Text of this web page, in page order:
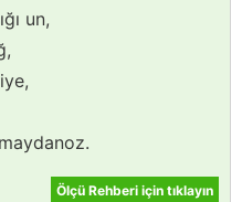
un,
Ölçü Rehberi için tıklayın